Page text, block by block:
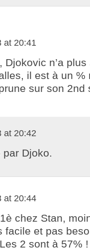
at 20:41
Djokovic n’a
il est à un %
sur son 2nd
at 20:42
Djoko.
at 20:44
chez Stan,
et pas
2 sont à 57% !